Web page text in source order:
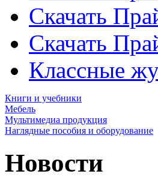
Скачать
Скачать
Классные
Книги и учебники
Мебель
Мультимедиа продукция
Наглядные пособия и оборудование
Новости